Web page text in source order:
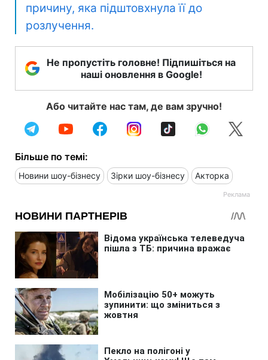
причину, яка підштовхнула її до
розлучення.
Не пропустіть головне! Підпишіться на
наші оновлення в Google!
Або читайте нас там, де вам зручно!
Більше по темі:
Новини шоу-бізнесу Зірки шоу-бізнесу Акторка